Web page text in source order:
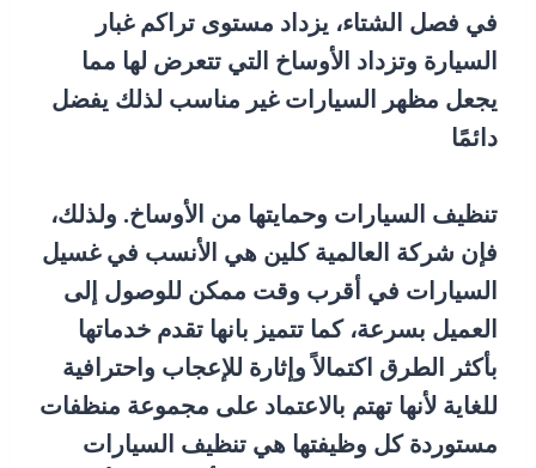
في فصل الشتاء، يزداد مستوى تراكم غبار
السيارة وتزداد الأوساخ التي تتعرض لها مما
يجعل مظهر السيارات غير مناسب لذلك يفضل
دائمًا
تنظيف السيارات وحمايتها من الأوساخ. ولذلك،
فإن شركة العالمية كلين هي الأنسب في غسيل
السيارات في أقرب وقت ممكن للوصول إلى
العميل بسرعة، كما تتميز بانها تقدم خدماتها
بأكثر الطرق اكتمالاً وإثارة للإعجاب واحترافية
للغاية لأنها تهتم بالاعتماد على مجموعة منظفات
مستوردة كل وظيفتها هي تنظيف السيارات